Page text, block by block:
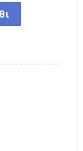
Black ποσότητα